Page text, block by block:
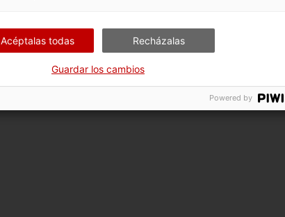
Acéptalas todas Recházalas
Guardar los cambios
Powered by